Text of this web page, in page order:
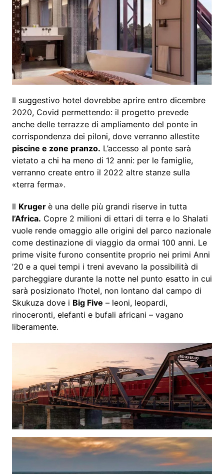
Il suggestivo hotel dovrebbe aprire entro dicembre
2020, Covid permettendo: il progetto prevede
anche delle terrazze di ampliamento del ponte in
corrispondenza dei piloni, dove verranno allestite
piscine e zone pranzo. L’accesso al ponte sarà
vietato a chi ha meno di 12 anni: per le famiglie,
verranno create entro il 2022 altre stanze sulla
«terra ferma».
Il Kruger è una delle più grandi riserve in tutta
l’Africa. Copre 2 milioni di ettari di terra e lo Shalati
vuole rende omaggio alle origini del parco nazionale
come destinazione di viaggio da ormai 100 anni. Le
prime visite furono consentite proprio nei primi Anni
’20 e a quei tempi i treni avevano la possibilità di
parcheggiare durante la notte nel punto esatto in cui
sarà posizionato l’hotel, non lontano dal campo di
Skukuza dove i Big Five – leoni, leopardi,
rinoceronti, elefanti e bufali africani – vagano
liberamente.